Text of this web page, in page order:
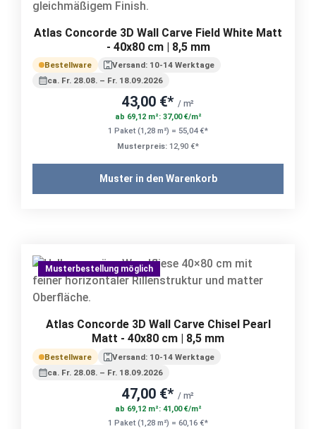
Atlas Concorde 3D Wall Carve Field White Matt
- 40x80 cm | 8,5 mm
Bestellware
Versand: 10-14 Werktage
ca. Fr. 28.08. – Fr. 18.09.2026
43,00 €* / m²
ab 69,12 m²: 37,00 €/m²
1 Paket (1,28 m²) = 55,04 €*
Musterpreis: 12,90 €*
Muster in den Warenkorb
Musterbestellung möglich
Atlas Concorde 3D Wall Carve Chisel Pearl
Matt - 40x80 cm | 8,5 mm
Bestellware
Versand: 10-14 Werktage
ca. Fr. 28.08. – Fr. 18.09.2026
47,00 €* / m²
ab 69,12 m²: 41,00 €/m²
1 Paket (1,28 m²) = 60,16 €*